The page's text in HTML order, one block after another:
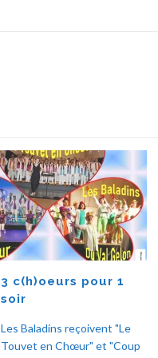
3 c(h)oeurs pour 1
soir
Les Baladins reçoivent "Le
Touvet en Chœur" et "Coup